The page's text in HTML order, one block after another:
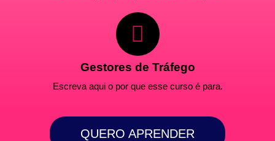
Gestores de Tráfego
Escreva aqui o por que esse curso é para.
QUERO APRENDER